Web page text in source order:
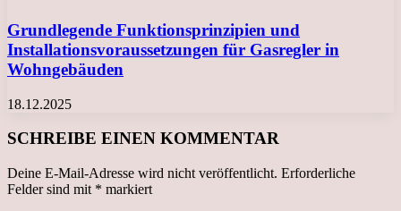
Grundlegende Funktionsprinzipien und
Installationsvoraussetzungen für Gasregler in
Wohngebäuden
18.12.2025
SCHREIBE EINEN KOMMENTAR
Deine E-Mail-Adresse wird nicht veröffentlicht. Erforderliche
Felder sind mit * markiert